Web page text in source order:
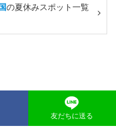
の夏休みスポット一覧
友だちに送る